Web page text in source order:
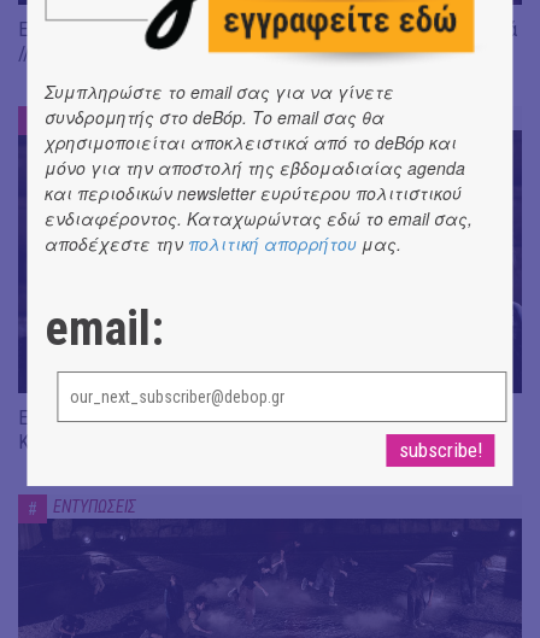
Είδαμε: "Άλκηστις" του Ευριπίδη, σε σκηνοθεσία Δ. Καραντζά
// Ευφυής σύλληψη και χαμένη ευκαιρία
ΕΝΤΥΠΩΣΕΙΣ
Είδαμε "Βάκχες" του Ευριπίδη, σε σκηνοθεσία J. Gardev //
Καλώς ήρθατε στο σόου!
# ΕΝΤΥΠΩΣΕΙΣ
Συμπληρώστε το email σας για να γίνετε
συνδρομητής στο deBόp. Το email σας θα
χρησιμοποιείται αποκλειστικά από το deBόp και
μόνο για την αποστολή της εβδομαδιαίας agenda
και περιοδικών newsletter ευρύτερου πολιτιστικού
ενδιαφέροντος. Καταχωρώντας εδώ το email σας,
αποδέχεστε την πολιτική απορρήτου μας.
email: